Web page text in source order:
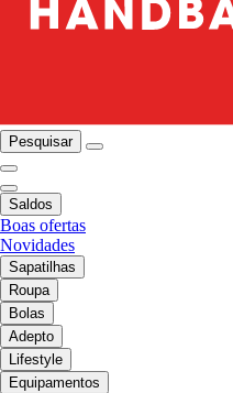
Pesquisar
Saldos
Boas ofertas
Novidades
Sapatilhas
Roupa
Bolas
Adepto
Lifestyle
Equipamentos